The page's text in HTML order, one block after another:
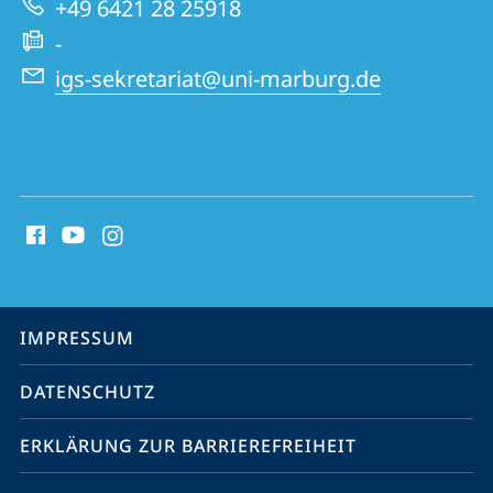
+49 6421 28 25918
-
igs-sekretariat@uni-marburg.de
Media
Service-
Navigation
IMPRESSUM
DATENSCHUTZ
ERKLÄRUNG ZUR BARRIEREFREIHEIT